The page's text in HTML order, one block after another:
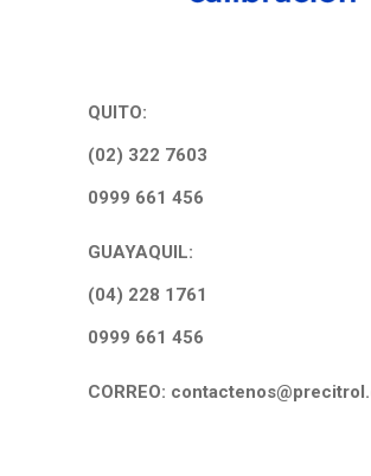
QUITO:
(02) 322 7603
0999 661 456
GUAYAQUIL:
(04) 228 1761
0999 661 456
CORREO: